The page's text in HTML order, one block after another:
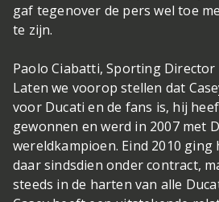
gaf tegenover de pers wel toe
te zijn.
Paolo Ciabatti, Sporting Director
Laten we voorop stellen dat
voor Ducati en de fans is, hij
gewonnen en werd in 2007 met
wereldkampioen. Eind 2010 ging
daar sindsdien onder contract,
steeds in de harten van alle